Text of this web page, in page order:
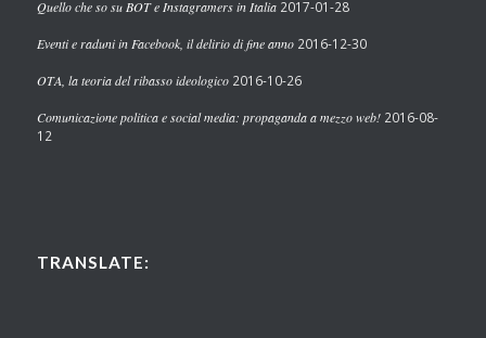
Quello che so su BOT e Instagramers in Italia 2017-01-28
Eventi e raduni in Facebook, il delirio di fine anno 2016-12-30
OTA, la teoria del ribasso ideologico 2016-10-26
Comunicazione politica e social media: propaganda a mezzo web! 2016-08-
12
TRANSLATE: